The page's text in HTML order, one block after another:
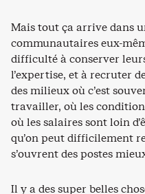
Mais tout ça arrive dans
communautaires eux-
difficulté à conserver
l’expertise, et à recruter
des milieux où c’est
travailler, où les
où les salaires sont loin
qu’on peut difficilement
s’ouvrent des postes
Il y a des super belles